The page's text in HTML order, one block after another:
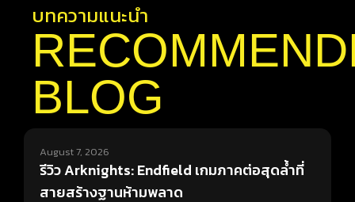
บทความแนะนำ
BLOG
August 7, 2026
รีวิว Arknights: Endfield เกมภาคต่อสุดล้ำที่
สายสร้างฐานห้ามพลาด